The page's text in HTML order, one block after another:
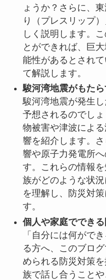
ょうか？さらに、
り（プレスリップ
しく説明します。
とができれば、巨
能性があるとされ
て解説します。
駿河湾地震がもた
駿河湾地震が発生
予想されるのでし
物被害や津波によ
響を紹介します。
響や原子力発電所
す。これらの情報
族がどのような状
を理解し、防災対
す。
個人や家庭ででき
「自分には何がで
る方へ、このブロ
められる防災対策
族で話し合うこと